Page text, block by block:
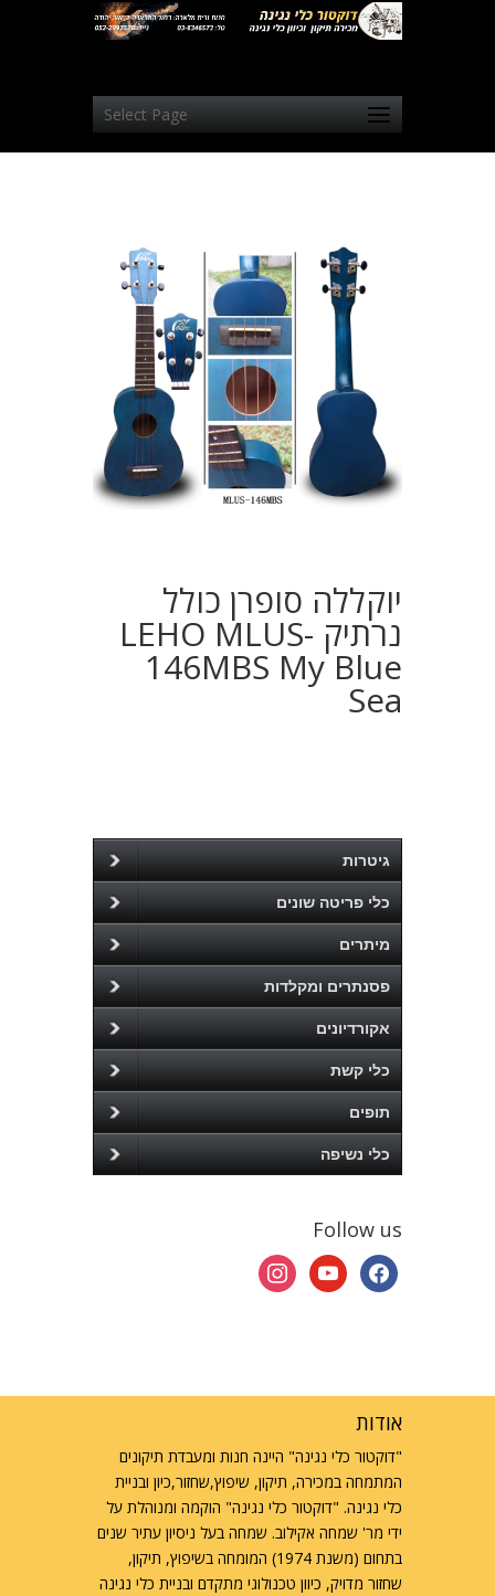
Select Page
יוקללה סופרן כולל
נרתיק LEHO MLUS-
146MBS My Blue
Sea
גיטרות
כלי פריטה שונים
מיתרים
פסנתרים ומקלדות
אקורדיונים
כלי קשת
תופים
כלי נשיפה
Follow us
facebook
youtube
instagram
אודות
"דוקטור כלי נגינה" היינה חנות ומעבדת תיקונים
המתמחה במכירה, תיקון, שיפוץ,שחזור,כיון ובניית
כלי נגינה. "דוקטור כלי נגינה" הוקמה ומנוהלת על
ידי מר' שמחה אקילוב. שמחה בעל ניסיון עתיר שנים
בתחום (משנת 1974) המומחה בשיפוץ, תיקון,
שחזור מדויק, כיוון טכנולוגי מתקדם ובניית כלי נגינה